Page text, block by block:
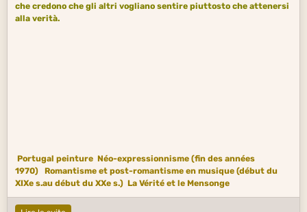
che credono che gli altri vogliano sentire piuttosto che attenersi
alla verità.
Portugal peinture Néo-expressionnisme (fin des années
1970)
Romantisme et post-romantisme en musique (début du
XIXe s.au début du XXe s.) La Vérité et le Mensonge